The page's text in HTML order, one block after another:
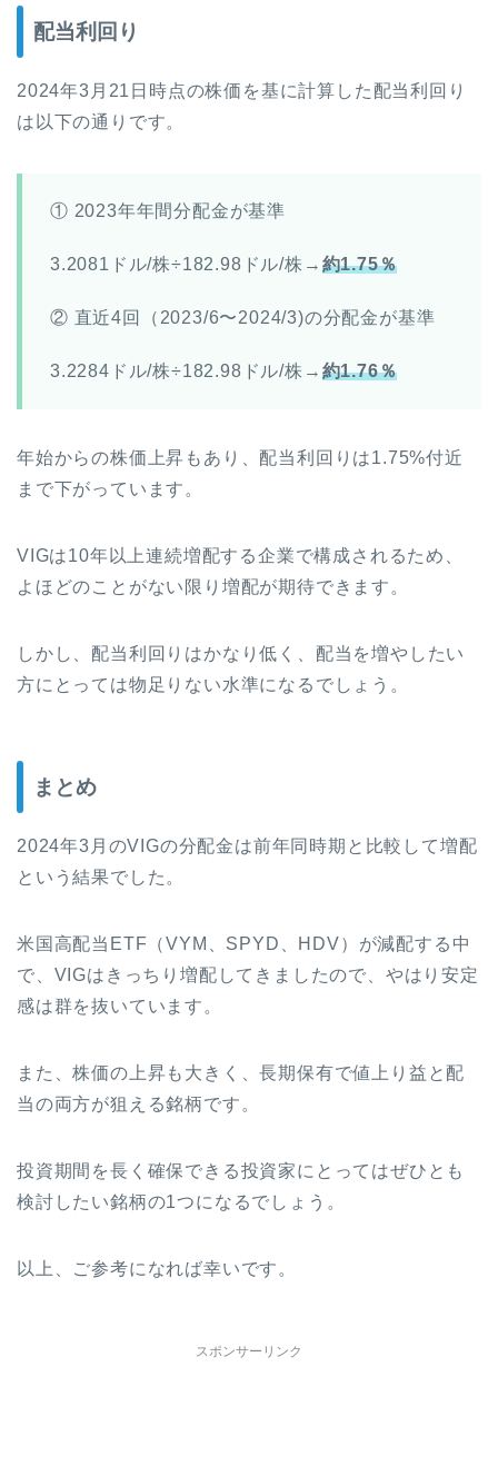
配当利回り
2024年3月21日時点の株価を基に計算した配当利回り
は以下の通りです。
① 2023年年間分配金が基準
3.2081ドル/株÷182.98ドル/株→ 約1.75％
② 直近4回（2023/6〜2024/3)の分配金が基準
3.2284ドル/株÷182.98ドル/株→ 約1.76％
年始からの株価上昇もあり、配当利回りは1.75%付近
まで下がっています。
VIGは10年以上連続増配する企業で構成されるため、
よほどのことがない限り増配が期待できます。
しかし、配当利回りはかなり低く、配当を増やしたい
方にとっては物足りない水準になるでしょう。
まとめ
2024年3月のVIGの分配金は前年同時期と比較して増配
という結果でした。
米国高配当ETF（VYM、SPYD、HDV）が減配する中
で、VIGはきっちり増配してきましたので、やはり安定
感は群を抜いています。
また、株価の上昇も大きく、長期保有で値上り益と配
当の両方が狙える銘柄です。
投資期間を長く確保できる投資家にとってはぜひとも
検討したい銘柄の1つになるでしょう。
以上、ご参考になれば幸いです。
スポンサーリンク